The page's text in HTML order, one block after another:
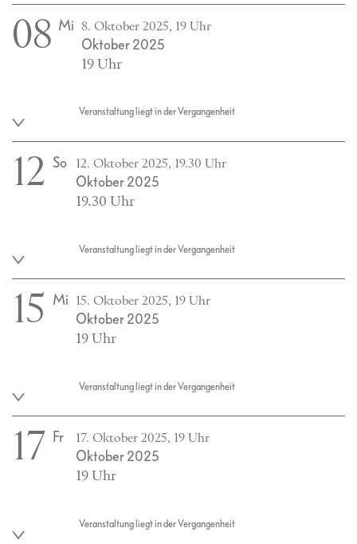
08 Mi 8. Oktober 2025, 19 Uhr
Oktober 2025
19 Uhr
Veranstaltung liegt in der Vergangenheit
12 So 12. Oktober 2025, 19.30 Uhr
Oktober 2025
19.30 Uhr
Veranstaltung liegt in der Vergangenheit
15 Mi 15. Oktober 2025, 19 Uhr
Oktober 2025
19 Uhr
Veranstaltung liegt in der Vergangenheit
17 Fr 17. Oktober 2025, 19 Uhr
Oktober 2025
19 Uhr
Veranstaltung liegt in der Vergangenheit